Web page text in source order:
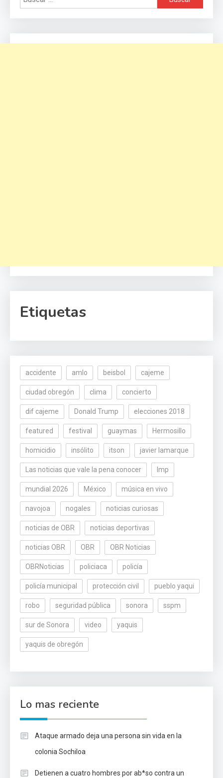
Etiquetas
accidente amlo beisbol cajeme
ciudad obregón clima concierto
dif cajeme Donald Trump elecciones 2018
featured festival guaymas Hermosillo
homicidio insólito itson javier lamarque
Las noticias que vale la pena conocer lmp
mundial 2026 México música en vivo
navojoa nogales noticias curiosas
noticias de OBR noticias deportivas
noticias OBR OBR OBR Noticias
OBRNoticias policiaca policía
policía municipal protección civil pueblo yaqui
robo seguridad pública sonora sspm
sur de Sonora video yaquis
yaquis de obregón
Lo mas reciente
Ataque armado deja una persona sin vida en la
colonia Sochiloa
Detienen a cuatro hombres por ab*so contra un